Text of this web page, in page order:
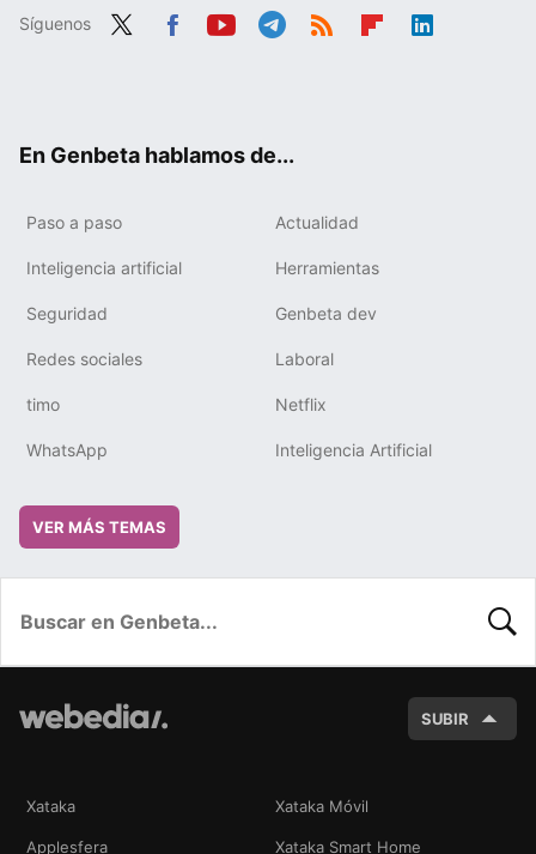
Síguenos
En Genbeta hablamos de...
Paso a paso Actualidad
Inteligencia artificial Herramientas
Seguridad Genbeta dev
Redes sociales Laboral
timo Netflix
WhatsApp Inteligencia Artificial
VER MÁS TEMAS
SUBIR
Xataka Xataka Móvil
Applesfera Xataka Smart Home